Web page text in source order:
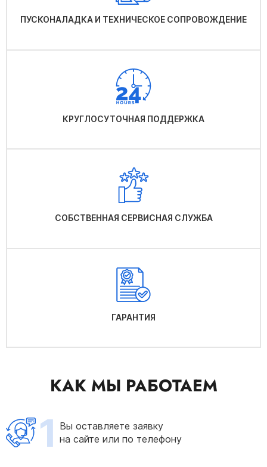
ПУСКОНАЛАДКА И ТЕХНИЧЕСКОЕ СОПРОВОЖДЕНИЕ
КРУГЛОСУТОЧНАЯ ПОДДЕРЖКА
СОБСТВЕННАЯ СЕРВИСНАЯ СЛУЖБА
ГАРАНТИЯ
КАК МЫ РАБОТАЕМ
1 Вы оставляете заявку
на сайте или по телефону